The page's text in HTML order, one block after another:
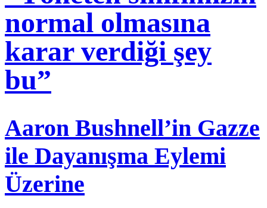
normal olmasına
karar verdiği şey
bu”
Aaron Bushnell’in Gazze
ile Dayanışma Eylemi
Üzerine